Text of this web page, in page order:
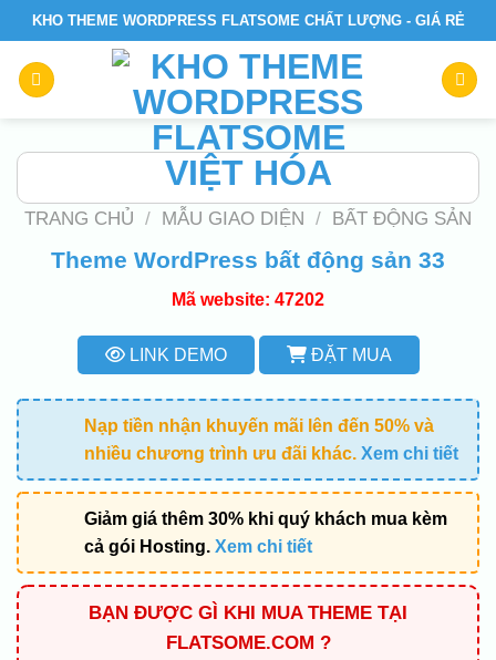
Skip
to
content
KHO THEME WORDPRESS FLATSOME CHẤT LƯỢNG - GIÁ RẺ
TRANG CHỦ / MẪU GIAO DIỆN / BẤT ĐỘNG SẢN
Theme WordPress bất động sản 33
Mã website: 47202
LINK DEMO ĐẶT MUA
Nạp tiền nhận khuyến mãi lên đến 50% và
nhiều chương trình ưu đãi khác. Xem chi tiết
Giảm giá thêm 30% khi quý khách mua kèm
cả gói Hosting. Xem chi tiết
BẠN ĐƯỢC GÌ KHI MUA THEME TẠI
FLATSOME.COM ?